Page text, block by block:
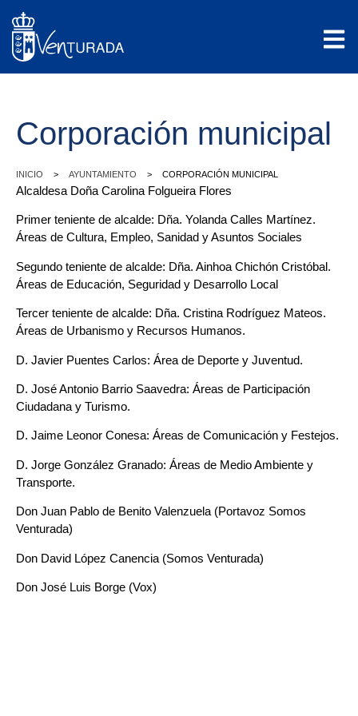
Corporación municipal
INICIO > AYUNTAMIENTO > CORPORACIÓN MUNICIPAL
Alcaldesa Doña Carolina Folgueira Flores
Primer teniente de alcalde: Dña. Yolanda Calles Martínez.
Áreas de Cultura, Empleo, Sanidad y Asuntos Sociales
Segundo teniente de alcalde: Dña. Ainhoa Chichón Cristóbal.
Áreas de Educación, Seguridad y Desarrollo Local
Tercer teniente de alcalde: Dña. Cristina Rodríguez Mateos.
Áreas de Urbanismo y Recursos Humanos.
D. Javier Puentes Carlos: Área de Deporte y Juventud.
D. José Antonio Barrio Saavedra: Áreas de Participación
Ciudadana y Turismo.
D. Jaime Leonor Conesa: Áreas de Comunicación y Festejos.
D. Jorge González Granado: Áreas de Medio Ambiente y
Transporte.
Don Juan Pablo de Benito Valenzuela (Portavoz Somos
Venturada)
Don David López Canencia (Somos Venturada)
Don José Luis Borge (Vox)